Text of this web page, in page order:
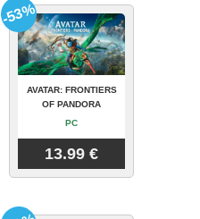
AVATAR: FRONTIERS
OF PANDORA
PC
13.99 €
-53%